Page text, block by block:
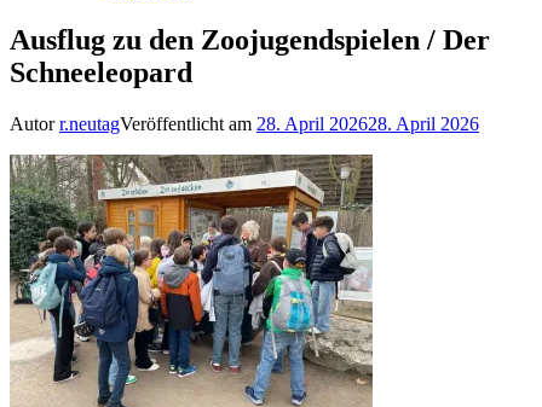
Ausflug zu den Zoojugendspielen / Der
Schneeleopard
Autorr.neutagVeröffentlicht am 28. April 202628. April 2026